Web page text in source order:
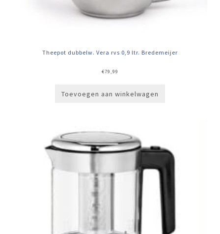
Theepot dubbelw. Vera rvs 0,9 ltr. Bredemeijer
€79,99
Toevoegen aan winkelwagen